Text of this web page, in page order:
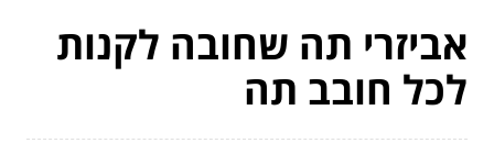
אביזרי תה שחובה לקנות
לכל חובב תה